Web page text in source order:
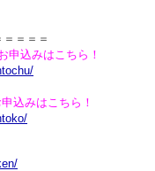
＝＝＝
申込みはこちら！
込みはこちら！